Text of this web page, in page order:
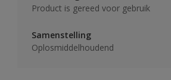
Product is gereed voor gebruik
Samenstelling
Oplosmiddelhoudend